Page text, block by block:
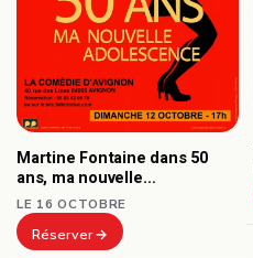
Martine Fontaine dans 50
ans, ma nouvelle
adolescence
LE 16 OCTOBRE
Réserver